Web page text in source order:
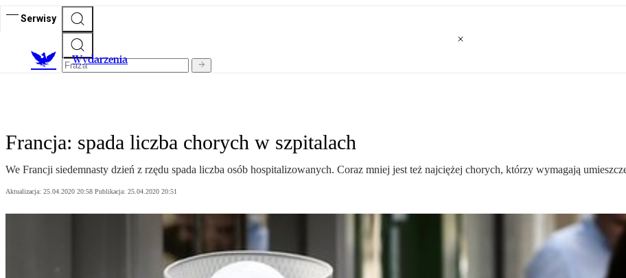
Serwisy
Wydarzenia
Francja: spada liczba chorych w szpitalach
We Francji siedemnasty dzień z rzędu spada liczba osób hospitalizowanych. Coraz mniej jest też najciężej chorych, którzy wymagają
Aktualizacja: 25.04.2020 20:58 Publikacja: 25.04.2020 20:51